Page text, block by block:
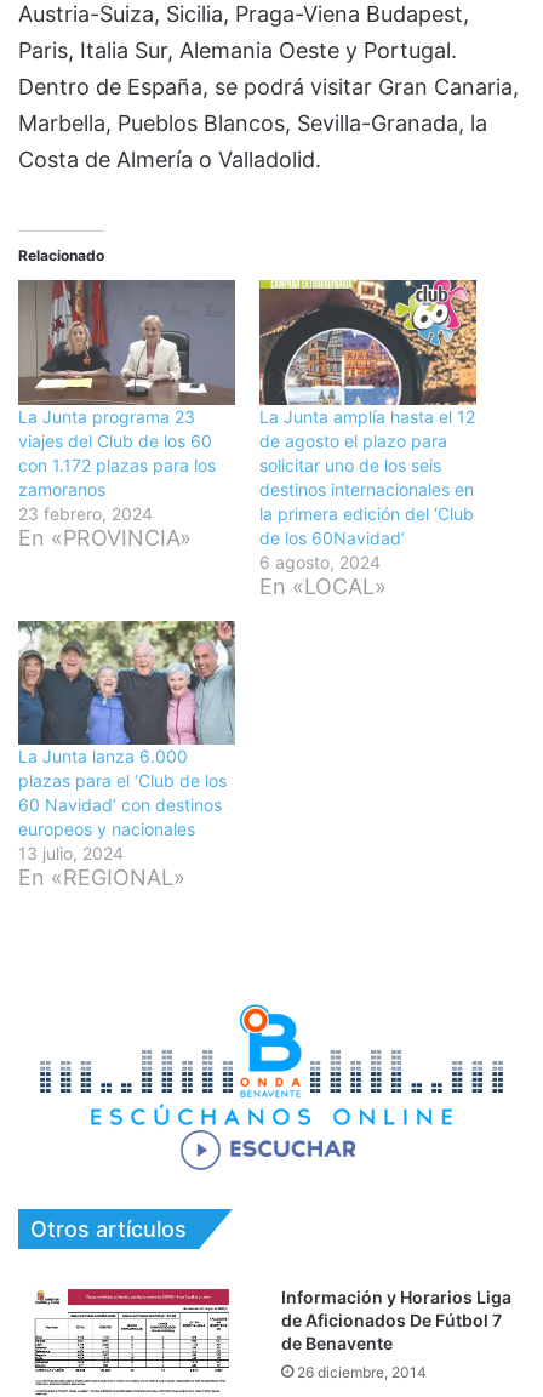
Austria-Suiza, Sicilia, Praga-Viena Budapest,
Paris, Italia Sur, Alemania Oeste y Portugal.
Dentro de España, se podrá visitar Gran Canaria,
Marbella, Pueblos Blancos, Sevilla-Granada, la
Costa de Almería o Valladolid.
Relacionado
La Junta programa 23
viajes del Club de los 60
con 1.172 plazas para los
zamoranos
23 febrero, 2024
En «PROVINCIA»
La Junta amplía hasta el 12
de agosto el plazo para
solicitar uno de los seis
destinos internacionales en
la primera edición del ‘Club
de los 60Navidad’
6 agosto, 2024
En «LOCAL»
La Junta lanza 6.000
plazas para el ‘Club de los
60 Navidad’ con destinos
europeos y nacionales
13 julio, 2024
En «REGIONAL»
Otros artículos
Información y Horarios Liga
de Aficionados De Fútbol 7
de Benavente
26 diciembre, 2014